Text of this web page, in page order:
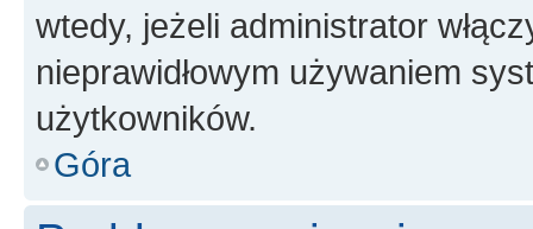
wtedy, jeżeli administrator
nieprawidłowym używaniem
użytkowników.
Góra